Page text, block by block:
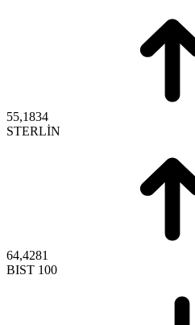
55,1834
STERLİN
64,4281
BIST 100